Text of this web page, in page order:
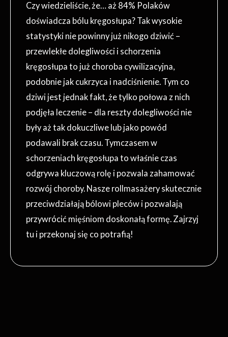
Czy wiedzieliście, że… aż 84% Polaków
doświadcza bólu kręgosłupa? Tak wysokie
statystyki nie powinny już nikogo dziwić –
przewlekłe dolegliwości i schorzenia
kręgosłupa to już choroba cywilizacyjna,
podobnie jak cukrzyca i nadciśnienie. Tym co
dziwi jest jednak fakt, że tylko połowa z nich
podjęła leczenie – dla reszty dolegliwości nie
były aż tak dokuczliwe lub jako powód
podawali brak czasu. Tymczasem w
schorzeniach kręgosłupa to właśnie czas
odgrywa kluczową rolę i pozwala zahamować
rozwój choroby. Nasze rollmasażery skutecznie
przeciwdziałają bólowi pleców i pozwalają
przywrócić mięśniom doskonałą formę. Zajrzyj
tu i przekonaj się co potrafią!